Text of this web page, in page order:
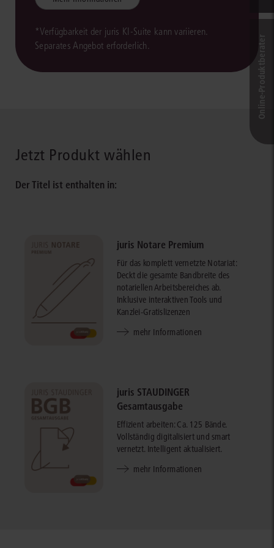
*Verfügbarkeit der juris KI-Suite kann variieren.
Separates Angebot erforderlich.
Jetzt Produkt wählen
Der Titel ist enthalten in:
juris Notare Premium
Für das komplett vernetzte Notariat:
Deckt die gesamte Bandbreite des
notariellen Arbeitsbereiches ab.
Inklusive interaktiven Tools und
Kanzlei-Gratislizenzen
mehr Informationen
juris STAUDINGER
Gesamtausgabe
Effizient arbeiten: Ca. 125 Bände.
Vollständig digitalisiert und smart
vernetzt. Intelligent aktualisiert.
mehr Informationen
Online-Produkt­berater